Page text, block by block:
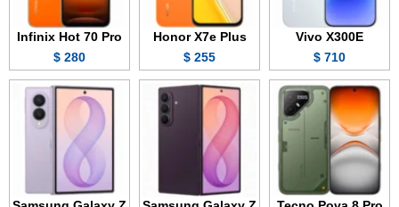
Vivo X300E
710 $
Honor X7e Plus
255 $
Infinix Hot 70 Pro
280 $